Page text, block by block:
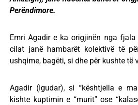
Perëndimore.
Emri Agadir e ka origjinën nga fjala
cilat janë hambarët kolektivë të
ushqime, bagëti, si dhe për kushte të
Agadir (Igudar), si “kështjella e
kishte kuptimin e “murit” ose